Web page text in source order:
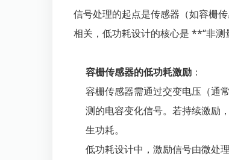
信号处理的起点是传感器（如容栅
相关，低功耗设计的核心是 **“非测
容栅传感器的低功耗激励 ：
容栅传感器需通过交变电压（通
测的电容变化信号。若持续激励
生功耗。
低功耗设计中，激励信号由微处